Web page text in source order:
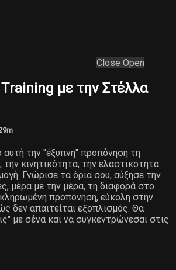
Close Open
με την Στέλλα
την "έξυπνη" προπόνηση τη
κινητικότητα, την ελαστικότητα
Γνώρισε τα όρια σου, αύξησε την
μέρα με την μέρα, τη διαφορά στο
προπόνηση, εύκολη στην
δεν απαιτείται εξοπλισμός. Θα
με σένα και να συγκεντρώνεσαι στις